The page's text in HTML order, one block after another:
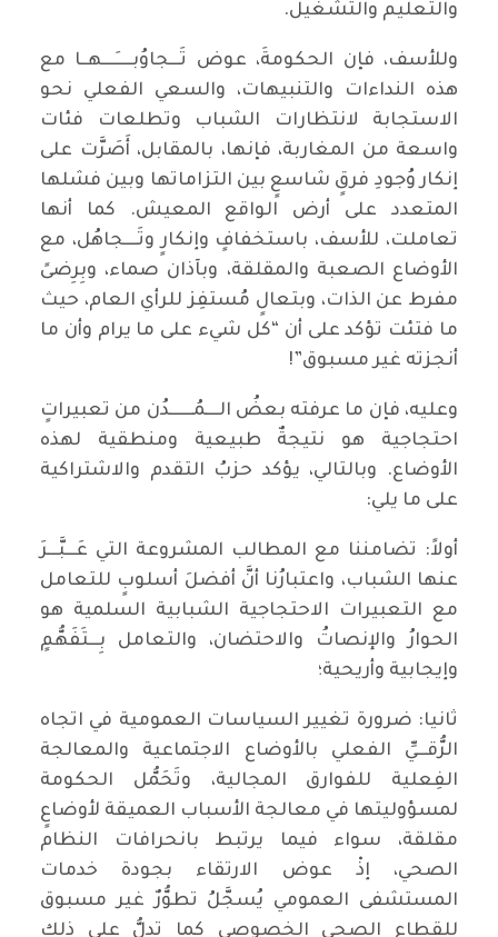
والتعليم والتشغيل.
وللأسف، فإن الحكومةَ، عوض تَـــجاوُبـــــِــــهــا مع
هذه النداءات والتنبيهات، والسعي الفعلي نحو
الاستجابة لانتظارات الشباب وتطلعات فئات
واسعة من المغاربة، فإنها، بالمقابل، أَصَرَّت على
إنكار وُجودِ فرقٍ شاسعٍ بين التزاماتها وبين فشلها
المتعدد على أرض الواقع المعيش. كما أنها
تعاملت، للأسف، باستخفافٍ وإنكارٍ وتَــــجاهُل، مع
الأوضاع الصعبة والمقلقة، وبآذان صماء، وبِرِضىً
مفرط عن الذات، وبتعالٍ مُستفِز للرأي العام، حيث
ما فتئت تؤكد على أن “كل شيء على ما يرام وأن ما
أنجزته غير مسبوق”!
وعليه، فإن ما عرفته بعضُ الــــمُـــــــدُن من تعبيراتٍ
احتجاجية هو نتيجةٌ طبيعية ومنطقية لهذه
الأوضاع. وبالتالي، يؤكد حزبُ التقدم والاشتراكية
على ما يلي:
أولاً: تضامننا مع المطالب المشروعة التي عَـــبَّـــرَ
عنها الشباب، واعتبارُنا أنَّ أفضلَ أسلوبٍ للتعامل
مع التعبيرات الاحتجاجية الشبابية السلمية هو
الحوارُ والإنصاتُ والاحتضان، والتعامل بِـــتَفَهُّمٍ
وإيجابية وأريحية؛
ثانيا: ضرورة تغيير السياسات العمومية في اتجاه
الرُّقـــيِّ الفعلي بالأوضاع الاجتماعية والمعالجة
الفِعلية للفوارق المجالية، وتَحَمُّل الحكومة
لمسؤوليتها في معالجة الأسباب العميقة لأوضاعٍ
مقلقة، سواء فيما يرتبط بانحرافات النظام
الصحي، إذْ عوض الارتقاء بجودة خدمات
المستشفى العمومي يُسجَّلُ تطوُّرٌ غير مسبوق
للقطاع الصحي الخصوصي كما تدلُّ على ذلك